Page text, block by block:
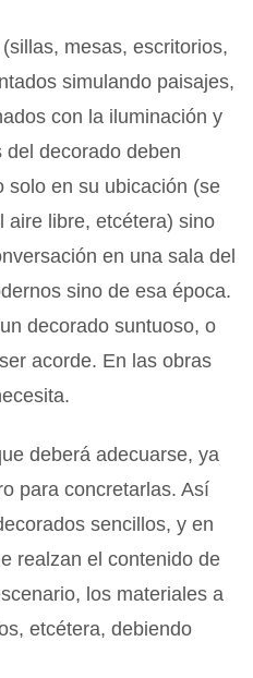
mesas, escritorios,
simulando paisajes,
con la iluminación y
decorado deben
solo en su ubicación (se
aire libre, etcétera) sino
en una sala del
sino de esa época.
decorado suntuoso, o
acorde. En las obras
deberá adecuarse, ya
para concretarlas. Así
sencillos, y en
realzan el contenido de
los materiales a
etcétera, debiendo